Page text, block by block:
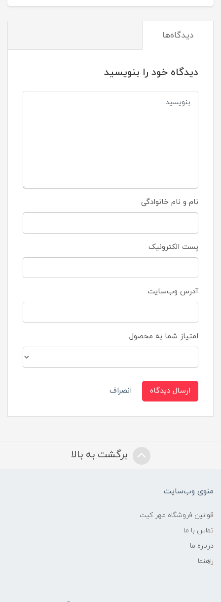
دیدگاه‌ها
دیدگاه خود را بنویسید
نام و نام خانوادگی
پست الکترونیک
آدرس وب‌سایت
امتیاز شما به محصول
ارسال دیدگاه انصراف
برگشت به بالا
منوی وب‌سایت
قوانین فروشگاه مهر کیت
تماس با ما
درباره ما
راهنما